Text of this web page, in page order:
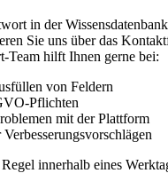
in der
Sie uns über das
Team hilft Ihnen gerne bei:
von Feldern
Pflichten
mit der Plattform
innerhalb eines